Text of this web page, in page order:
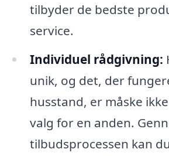
tilbyder de bedste
service.
Individuel rådgivning:
unik, og det, der
husstand, er måske
valg for en anden.
tilbudsprocessen kan